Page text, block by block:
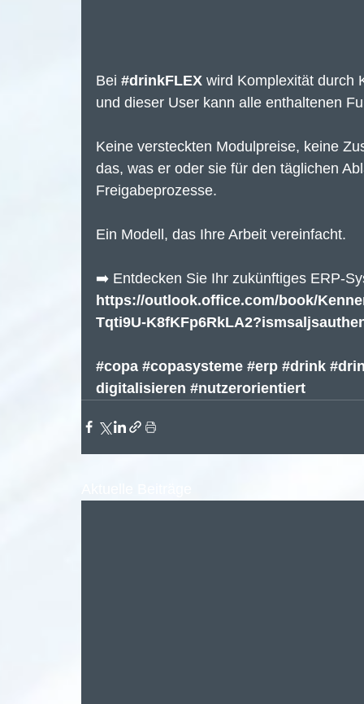
Bei #drinkFLEX wird Komplexität durch
und dieser User kann alle enthaltenen
Keine versteckten Modulpreise, keine
das, was er oder sie für den täglichen
Freigabeprozesse.
Ein Modell, das Ihre Arbeit vereinfacht.
➡️ Entdecken Sie Ihr zukünftiges ERP-
https://outlook.office.com/book/
Tqti9U-
#copa #copasysteme #erp #drink
digitalisieren #nutzerorientiert